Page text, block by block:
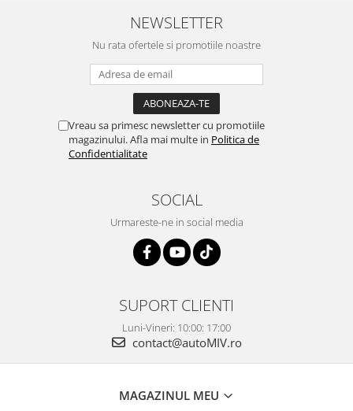
NEWSLETTER
Nu rata ofertele si promotiile noastre
Vreau sa primesc newsletter cu promotiile
magazinului. Afla mai multe in Politica de
Confidentialitate
SOCIAL
Urmareste-ne in social media
SUPORT CLIENTI
Luni-Vineri: 10:00: 17:00
contact@autoMIV.ro
MAGAZINUL MEU